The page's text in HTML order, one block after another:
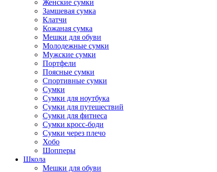
Женские сумки
Замшевая сумка
Клатчи
Кожаная сумка
Мешки для обуви
Молодежные сумки
Мужские сумки
Портфели
Поясные сумки
Спортивные сумки
Сумки
Сумки для ноутбука
Сумки для путешествий
Сумки для фитнеса
Сумки кросс-боди
Сумки через плечо
Хобо
Шопперы
Школа
Мешки для обуви